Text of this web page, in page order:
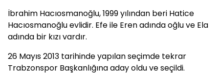
İbrahim Hacıosmanoğlu, 1999 yılından beri Hatice
Hacıosmanoğlu evlidir. Efe ile Eren adında oğlu ve Ela
adında bir kızı vardır.
26 Mayıs 2013 tarihinde yapılan seçimde tekrar
Trabzonspor Başkanlığına aday oldu ve seçildi.